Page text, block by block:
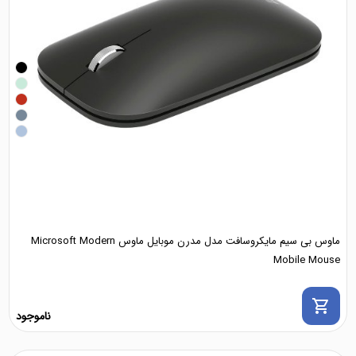
ماوس بی سیم مایکروسافت مدل مدرن موبایل ماوس Microsoft Modern
Mobile Mouse
ناموجود
shopping_cart